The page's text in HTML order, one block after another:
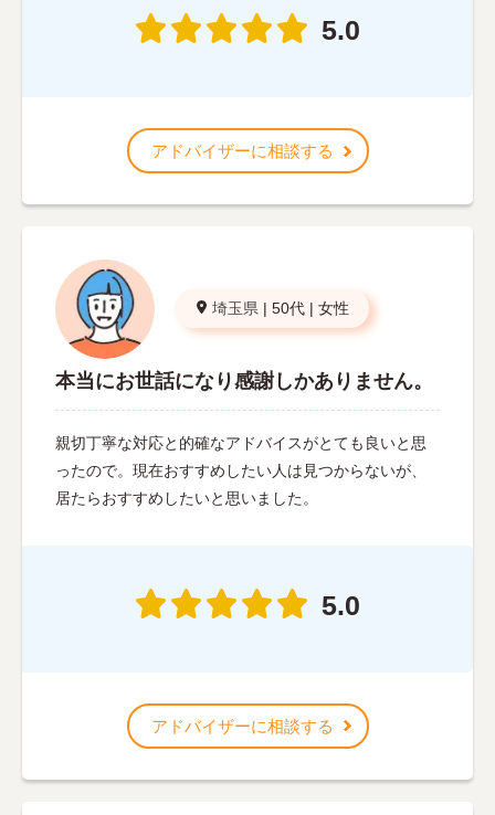
5.0
アドバイザーに相談する
埼玉県 | 50代 | 女性
本当にお世話になり感謝しかありません。
親切丁寧な対応と的確なアドバイスがとても良いと思
ったので。現在おすすめしたい人は見つからないが、
居たらおすすめしたいと思いました。
5.0
アドバイザーに相談する